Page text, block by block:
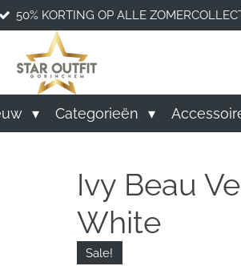
50% KORTING OP ALLE
Categorieën
Ivy Beau
White
Sale!